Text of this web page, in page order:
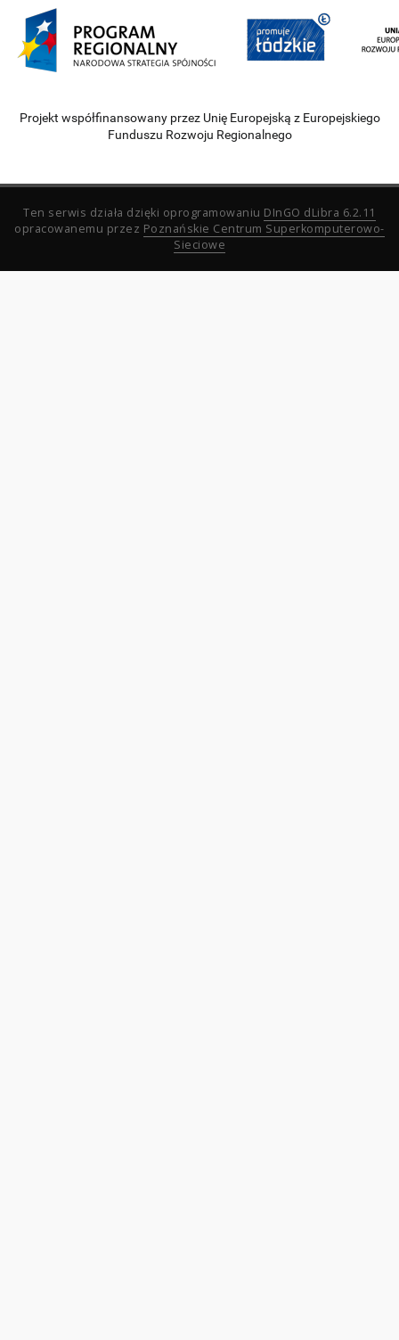
Projekt współfinansowany przez Unię Europejską z Europejskiego
Funduszu Rozwoju Regionalnego
Ten serwis działa dzięki oprogramowaniu DInGO dLibra 6.2.11
opracowanemu przez Poznańskie Centrum Superkomputerowo-
Sieciowe